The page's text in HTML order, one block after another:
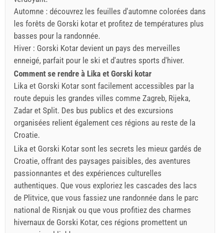
Automne : découvrez les feuilles d'automne colorées dans
les forêts de Gorski kotar et profitez de températures plus
basses pour la randonnée.
Hiver : Gorski Kotar devient un pays des merveilles
enneigé, parfait pour le ski et d'autres sports d'hiver.
Comment se rendre à Lika et Gorski kotar
Lika et Gorski Kotar sont facilement accessibles par la
route depuis les grandes villes comme Zagreb, Rijeka,
Zadar et Split. Des bus publics et des excursions
organisées relient également ces régions au reste de la
Croatie.
Lika et Gorski Kotar sont les secrets les mieux gardés de
Croatie, offrant des paysages paisibles, des aventures
passionnantes et des expériences culturelles
authentiques. Que vous exploriez les cascades des lacs
de Plitvice, que vous fassiez une randonnée dans le parc
national de Risnjak ou que vous profitiez des charmes
hivernaux de Gorski Kotar, ces régions promettent un